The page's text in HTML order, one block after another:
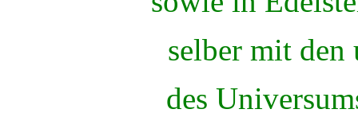
selber mit den
des